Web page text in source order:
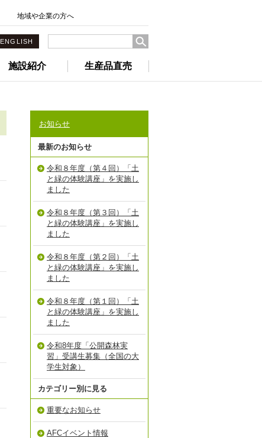
施設紹介 生産品直売
地域や企業の方へ
ENGLISH
お知らせ
最新のお知らせ
令和８年度（第４回）「土
と緑の体験講座」を実施し
ました
令和８年度（第３回）「土
と緑の体験講座」を実施し
ました
令和８年度（第２回）「土
と緑の体験講座」を実施し
ました
令和８年度（第１回）「土
と緑の体験講座」を実施し
ました
令和8年度「公開森林実
習」受講生募集（全国の大
学生対象）
カテゴリー別に見る
重要なお知らせ
AFCイベント情報